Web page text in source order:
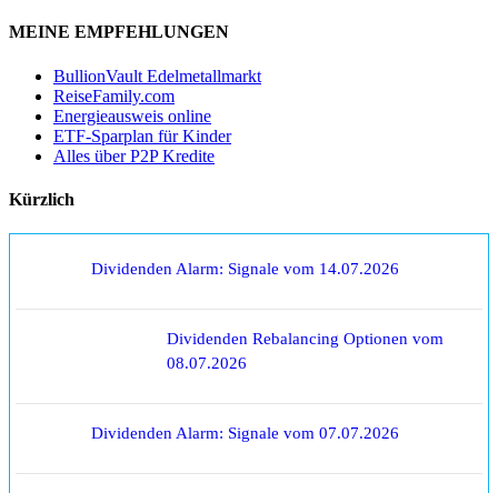
MEINE EMPFEHLUNGEN
BullionVault Edelmetallmarkt
ReiseFamily.com
Energieausweis online
ETF-Sparplan für Kinder
Alles über P2P Kredite
Kürzlich
Dividenden Alarm: Signale vom 14.07.2026
Dividenden Rebalancing Optionen vom
08.07.2026
Dividenden Alarm: Signale vom 07.07.2026